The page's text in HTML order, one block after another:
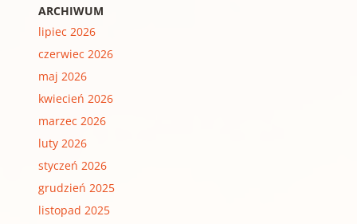
ARCHIWUM
lipiec 2026
czerwiec 2026
maj 2026
kwiecień 2026
marzec 2026
luty 2026
styczeń 2026
grudzień 2025
listopad 2025